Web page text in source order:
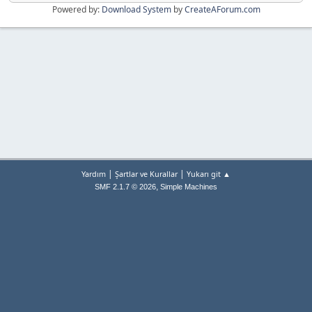
Powered by: Download SystembyCreateAForum.com
Yardım | Şartlar ve Kurallar| Yukarı git ▲
SMF 2.1.7 © 2026, Simple Machines